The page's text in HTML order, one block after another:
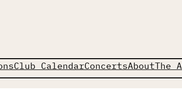
The
About
Concerts
Club Calendar